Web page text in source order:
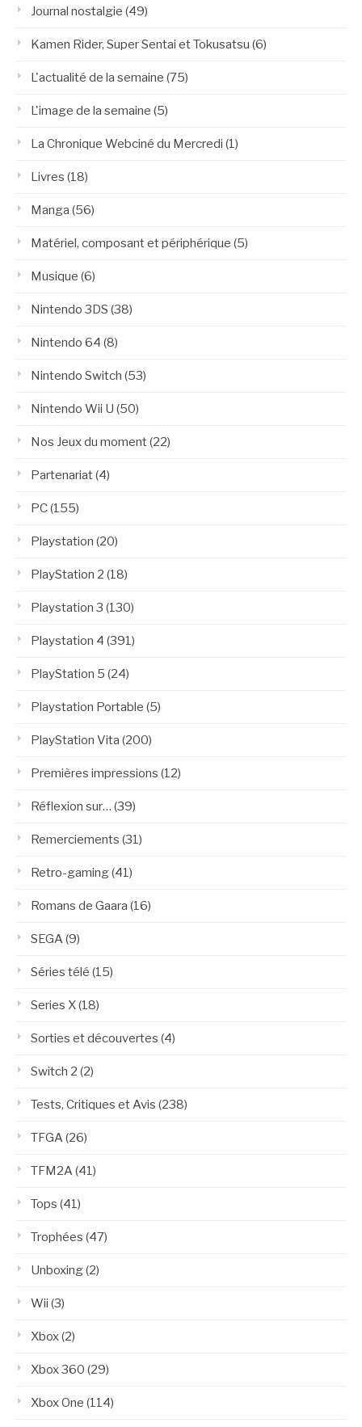
Journal nostalgie (49)
Kamen Rider, Super Sentai et Tokusatsu (6)
L'actualité de la semaine (75)
L'image de la semaine (5)
La Chronique Webciné du Mercredi (1)
Livres (18)
Manga (56)
Matériel, composant et périphérique (5)
Musique (6)
Nintendo 3DS (38)
Nintendo 64 (8)
Nintendo Switch (53)
Nintendo Wii U (50)
Nos Jeux du moment(22)
Partenariat(4)
PC(155)
Playstation (20)
PlayStation 2 (18)
Playstation 3 (130)
Playstation 4 (391)
PlayStation 5 (24)
Playstation Portable (5)
PlayStation Vita (200)
Premières impressions (12)
Réflexion sur… (39)
Remerciements (31)
Retro-gaming(41)
Romans de Gaara (16)
SEGA(9)
Séries télé (15)
Series X(18)
Sorties et découvertes (4)
Switch 2 (2)
Tests, Critiques et Avis (238)
TFGA(26)
TFM2A(41)
Tops (41)
Trophées (47)
Unboxing(2)
Wii (3)
Xbox(2)
Xbox 360 (29)
Xbox One (114)